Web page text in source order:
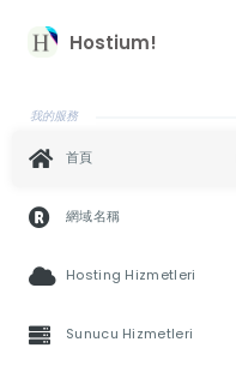
Hostium!
我的服務
首頁
網域名稱
Hosting Hizmetleri
Sunucu Hizmetleri